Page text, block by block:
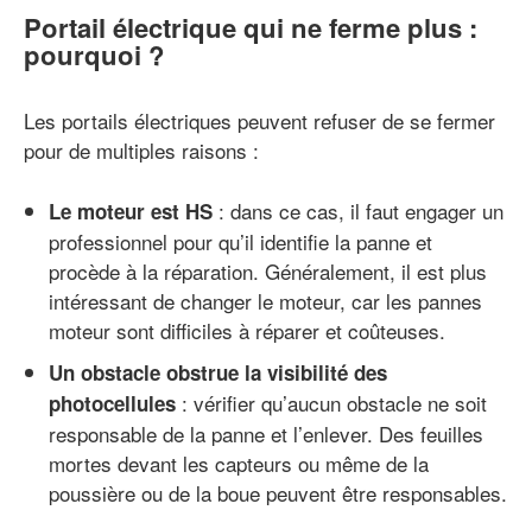
Portail électrique qui ne ferme plus :
pourquoi ?
Les portails électriques peuvent refuser de se fermer
pour de multiples raisons :
Le moteur est HS : dans ce cas, il faut engager un
professionnel pour qu’il identifie la panne et
procède à la réparation. Généralement, il est plus
intéressant de changer le moteur, car les pannes
moteur sont difficiles à réparer et coûteuses.
Un obstacle obstrue la visibilité des
photocellules : vérifier qu’aucun obstacle ne soit
responsable de la panne et l’enlever. Des feuilles
mortes devant les capteurs ou même de la
poussière ou de la boue peuvent être responsables.